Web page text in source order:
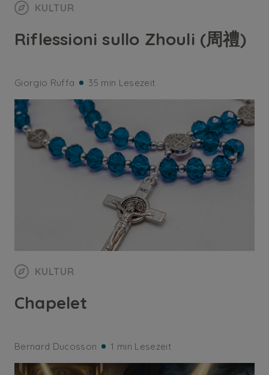
KULTUR
Riflessioni sullo Zhouli (周禮)
Giorgio Ruffa 35 min Lesezeit
KULTUR
Chapelet
Bernard Ducosson 1 min Lesezeit